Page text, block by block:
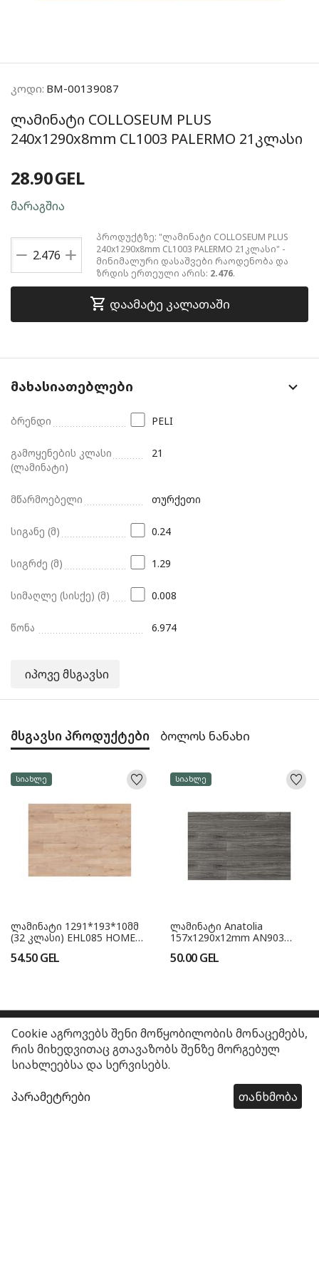
კოდი: BM-00139087
ლამინატი COLLOSEUM PLUS
240x1290x8mm CL1003 PALERMO 21კლასი
28.90GEL
მარაგშია
+
−
პროდუქტზე: "ლამინატი COLLOSEUM PLUS
240x1290x8mm CL1003 PALERMO 21კლასი" -
მინიმალური დასაშვები რაოდენობა და
ზრდის ერთეული არის: 2.476.
დაამატე კალათაში
მახასიათებლები
ბრენდი PELI
გამოყენების კლასი
(ლამინატი)
21
მწარმოებელი თურქეთი
სიგანე (მ) 0.24
სიგრძე (მ) 1.29
სიმაღლე (სისქე) (მ) 0.008
წონა 6.974
იპოვე მსგავსი
მსგავსი პროდუქტები ბოლოს ნანახი
სიახლე
ლამინატი 1291*193*10მმ
(32 კლასი) EHL085 HOME
GER
54.50GEL
სიახლე
ლამინატი Anatolia
157x1290x12mm AN903
Fume ვიწრო (33 კლასი)
50.00GEL
ჩვენს შესახებ
Cookie აგროვებს შენი მოწყობილობის მონაცემებს,
რის მიხედვითაც გთავაზობს შენზე მორგებულ
სიახლეებსა და სერვისებს.
პარამეტრები თანხმობა